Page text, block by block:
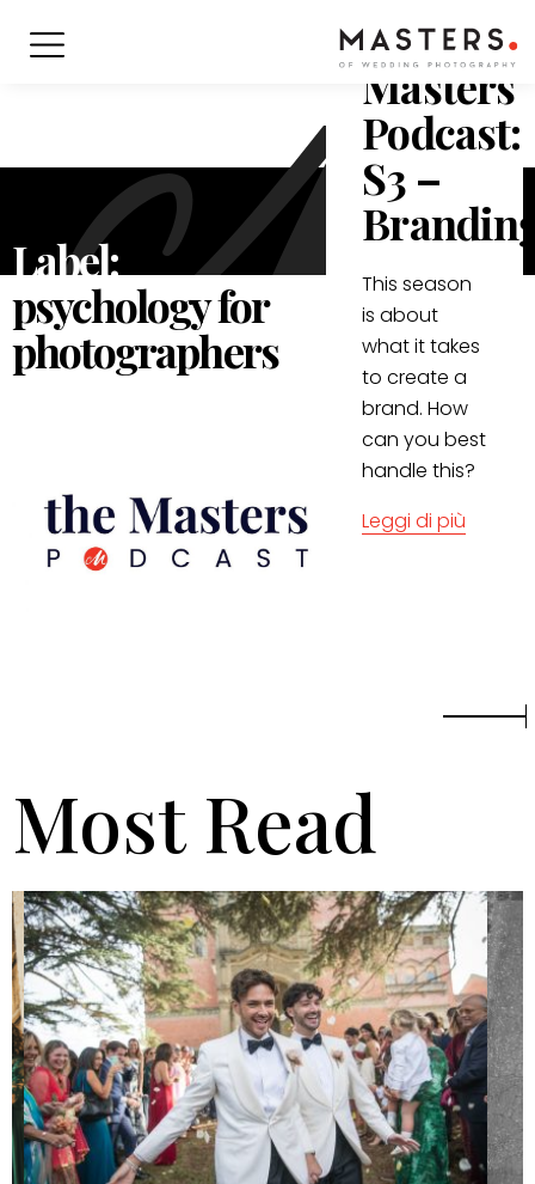
Label:
psychology for
photographers
nov 2021
Masters
Podcast:
S3 –
This season
is about
what it takes
to create a
brand. How
can you best
handle this?
Leggi di più
Most Read